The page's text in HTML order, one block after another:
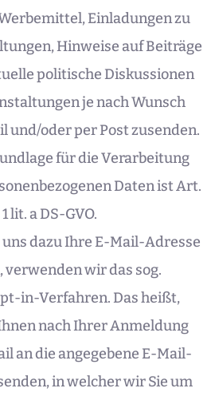
Einladungen zu
Hinweise auf Beiträge
politische Diskussionen
je nach Wunsch
und/oder per Post zusenden.
für die Verarbeitung
Daten ist Art.
1 lit. a DS-GVO.
uns dazu Ihre E-Mail-Adresse
wir das sog.
in-Verfahren. Das heißt,
nach Ihrer Anmeldung
an die angegebene E-Mail-
in welcher wir Sie um